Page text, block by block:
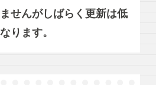
せんがしばらく更新は低
ります。